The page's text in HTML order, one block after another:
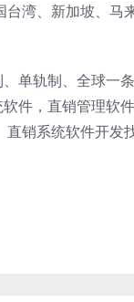
湾、新加坡、马
单轨制、全球一
件，直销管理软
销系统软件开发